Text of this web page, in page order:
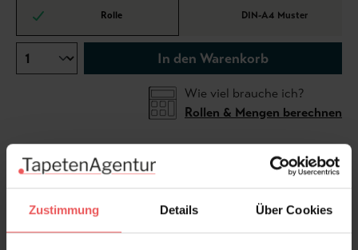
Zustimmung Details Über Cookies
Rolle DIN-A4 Muster
In den Warenkorb
Wie viel brauche ich?
Rollen & Mengen berechnen
zarter, anmutiger Form. Dunkles Anthrazit, dazu
zarte, elegante, geometrische Muster in Bronze –